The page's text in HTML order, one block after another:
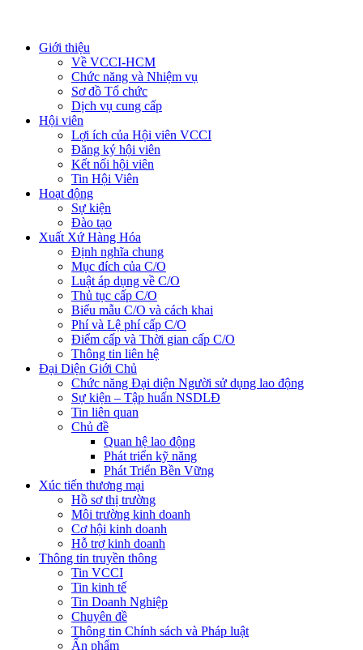
Giới thiệu
Về VCCI-HCM
Chức năng và Nhiệm vụ
Sơ đồ Tổ chức
Dịch vụ cung cấp
Hội viên
Lợi ích của Hội viên VCCI
Đăng ký hội viên
Kết nối hội viên
Tin Hội Viên
Hoạt động
Sự kiện
Đào tạo
Xuất Xứ Hàng Hóa
Định nghĩa chung
Mục đích của C/O
Luật áp dụng về C/O
Thủ tục cấp C/O
Biểu mẫu C/O và cách khai
Phí và Lệ phí cấp C/O
Điểm cấp và Thời gian cấp C/O
Thông tin liên hệ
Đại Diện Giới Chủ
Chức năng Đại diện Người sử dụng lao động
Sự kiện – Tập huấn NSDLĐ
Tin liên quan
Chủ đề
Quan hệ lao động
Phát triển kỹ năng
Phát Triển Bền Vững
Xúc tiến thương mại
Hồ sơ thị trường
Môi trường kinh doanh
Cơ hội kinh doanh
Hỗ trợ kinh doanh
Thông tin truyền thông
Tin VCCI
Tin kinh tế
Tin Doanh Nghiệp
Chuyên đề
Thông tin Chính sách và Pháp luật
Ấn phẩm